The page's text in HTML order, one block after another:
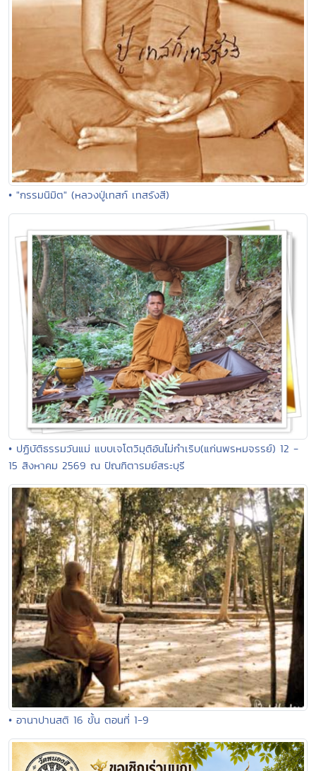
• "กรรมนิมิต" (หลวงปู่เทสก์ เทสรังสี)
• ปฏิบัติธรรมวันแม่ แบบเจโตวิมุติอันไม่กำเริบ(แก่นพรหมจรรย์) 12 -
15 สิงหาคม 2569 ณ ปัณฑิตารมย์สระบุรี
• อานาปานสติ 16 ขั้น ตอนที่ 1-9